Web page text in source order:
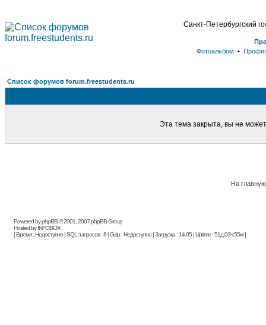
Санкт-Петербургский
Фотоальбом •
Список форумов forum.freestudents.ru
Эта тема закрыта, вы не
На главную
Powered by phpBB © 2001, 2007 phpBB Group
Hosted by INFOBOX
[ Время : Недоступно | SQL-запросов : 8 | Gzip : Недоступно | Загрузка : 14.05 | Uptime : 51д:03ч:55м ]